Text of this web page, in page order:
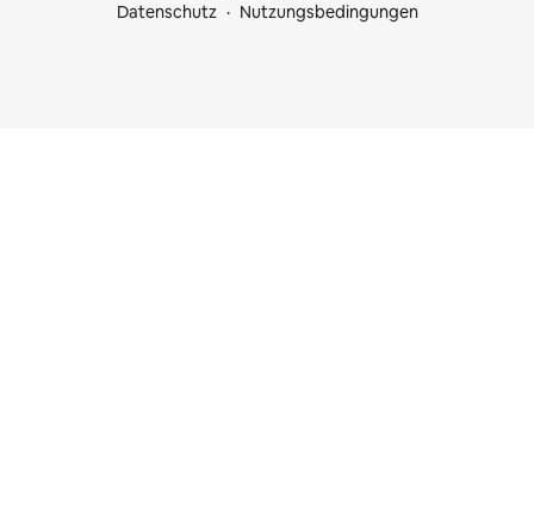
Datenschutz
Nutzungsbedingungen